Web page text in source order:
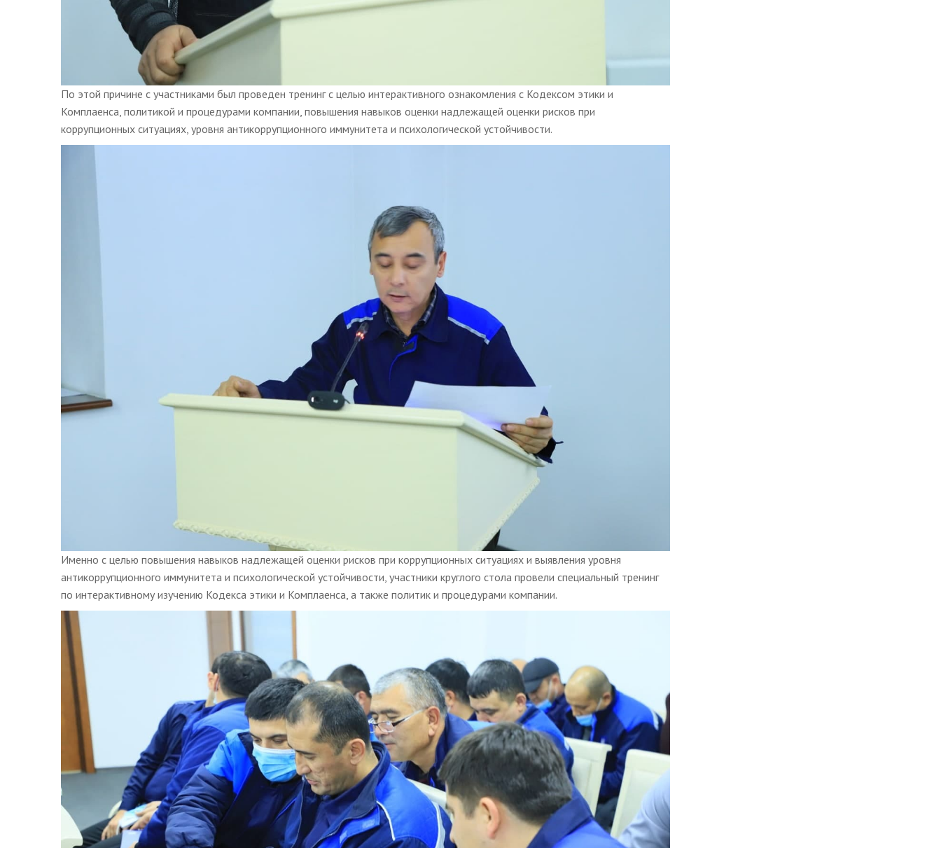
По этой причине с участниками был проведен тренинг с целью интерактивного ознакомления с Кодексом этики и
Комплаенса, политикой и процедурами компании, повышения навыков оценки надлежащей оценки рисков при
коррупционных ситуациях, уровня антикоррупционного иммунитета и психологической устойчивости.
Именно с целью повышения навыков надлежащей оценки рисков при коррупционных ситуациях и выявления уровня
антикоррупционного иммунитета и психологической устойчивости, участники круглого стола провели специальный тренинг
по интерактивному изучению Кодекса этики и Комплаенса, а также политик и процедурами компании.